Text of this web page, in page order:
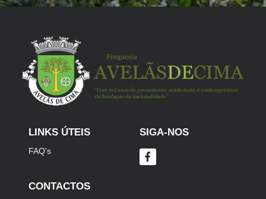
LINKS ÚTEIS
FAQ's
SIGA-NOS
CONTACTOS